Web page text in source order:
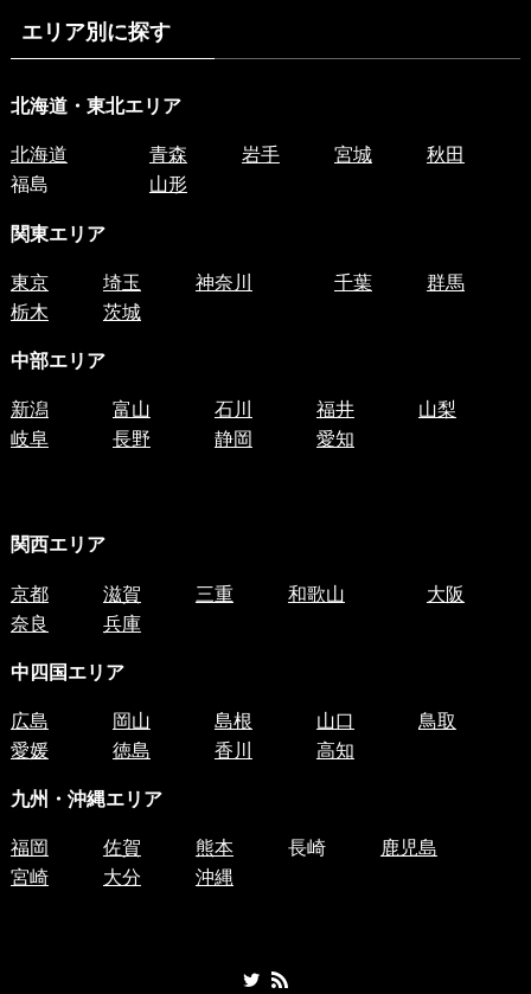
エリア別に探す
北海道・東北エリア
北海道 青森 岩手 宮城
秋田
福島
山形
関東エリア
東京 埼玉 神奈川 千葉
群馬
栃木
茨城
中部エリア
新潟 富山 石川 福井
山梨
岐阜
長野 静岡 愛知
関西エリア
京都 滋賀 三重 和歌山
大阪
奈良
兵庫
中四国エリア
広島 岡山 島根 山口
鳥取
愛媛
徳島 香川 高知
九州・沖縄エリア
福岡 佐賀 熊本 長崎
鹿児島
宮崎
大分 沖縄